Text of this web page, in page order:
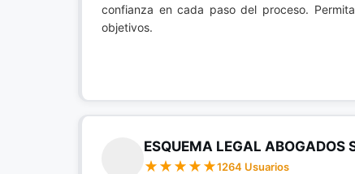
confianza en cada paso del proceso.
objetivos.
ESQUEMA LEGAL ABOGADOS
1264 Usuarios